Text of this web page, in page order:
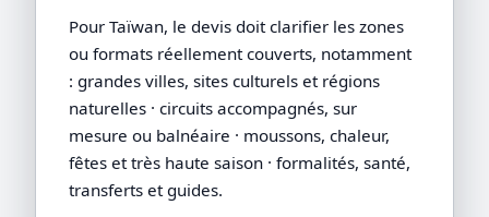
Pour Taïwan, le devis doit clarifier les zones
ou formats réellement couverts, notamment
: grandes villes, sites culturels et régions
naturelles · circuits accompagnés, sur
mesure ou balnéaire · moussons, chaleur,
fêtes et très haute saison · formalités, santé,
transferts et guides.